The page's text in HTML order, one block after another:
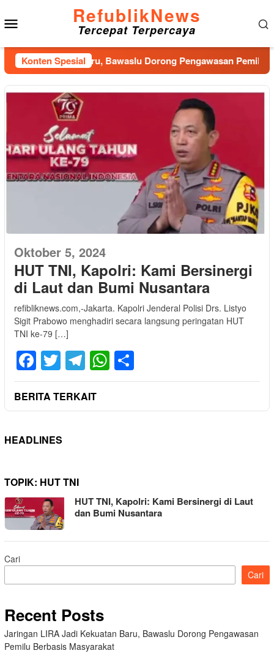
ke
konten
RefublikNews
Tercepat Terpercaya
Konten Spesial
Kekuatan Baru, Bawaslu Dorong Pengawasan Pemilu
Oktober 5, 2024
HUT TNI, Kapolri: Kami Bersinergi
di Laut dan Bumi Nusantara
refibliknews.com,-Jakarta. Kapolri Jenderal Polisi Drs. Listyo
Sigit Prabowo menghadiri secara langsung peringatan HUT
TNI ke-79 […]
Facebook
Twitter
Telegram
WhatsApp
BERITA TERKAIT
HEADLINES
TOPIK: HUT TNI
HUT TNI, Kapolri: Kami Bersinergi di Laut
dan Bumi Nusantara
Cari
Cari
Recent Posts
Jaringan LIRA Jadi Kekuatan Baru, Bawaslu Dorong Pengawasan
Pemilu Berbasis Masyarakat